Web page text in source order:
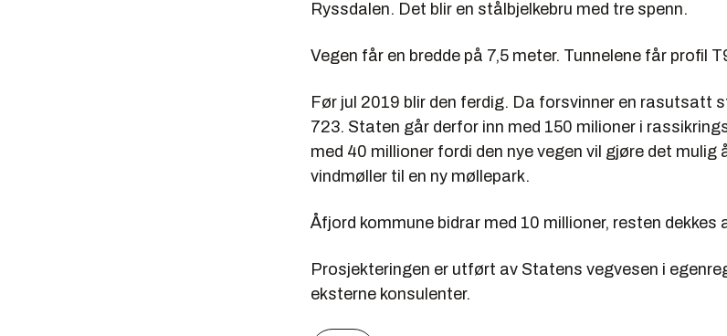
Ryssdalen. Det blir en stålbjelkebru med tre spenn.
Vegen får en bredde på 7,5 meter. Tunnelene får profil
Før jul 2019 blir den ferdig. Da forsvinner en rasutsatt
723. Staten går derfor inn med 150 milioner i
med 40 millioner fordi den nye vegen vil gjøre det mulig
vindmøller til en ny møllepark.
Åfjord kommune bidrar med 10 millioner, resten dekkes
Prosjekteringen er utført av Statens vegvesen i
eksterne konsulenter.